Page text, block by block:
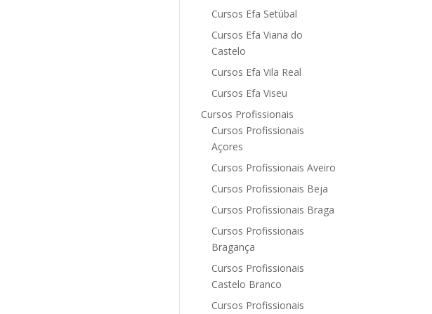
Cursos Efa Setúbal
Cursos Efa Viana do
Castelo
Cursos Efa Vila Real
Cursos Efa Viseu
Cursos Profissionais
Cursos Profissionais
Açores
Cursos Profissionais Aveiro
Cursos Profissionais Beja
Cursos Profissionais Braga
Cursos Profissionais
Bragança
Cursos Profissionais
Castelo Branco
Cursos Profissionais